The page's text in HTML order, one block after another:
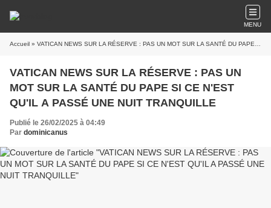
MENU
Accueil » VATICAN NEWS SUR LA RÉSERVE : PAS UN MOT SUR LA SANTÉ DU PAPE SI CE N'EST QU'IL A PASSÉ UNE NUIT TRANQUILLE
VATICAN NEWS SUR LA RÉSERVE : PAS UN
MOT SUR LA SANTÉ DU PAPE SI CE N'EST
QU'IL A PASSÉ UNE NUIT TRANQUILLE
Publié le 26/02/2025 à 04:49
Par dominicanus